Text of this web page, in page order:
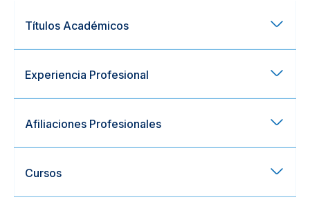
Títulos Académicos
Experiencia Profesional
Afiliaciones Profesionales
Cursos